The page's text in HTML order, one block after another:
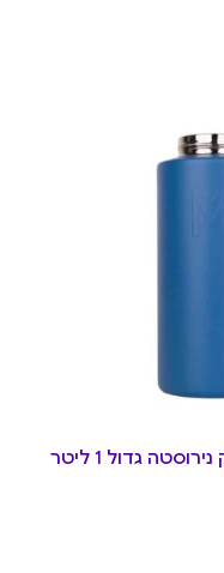
גוף אוניברסלי לבקבוק נירוסטה גדול 1 ליטר